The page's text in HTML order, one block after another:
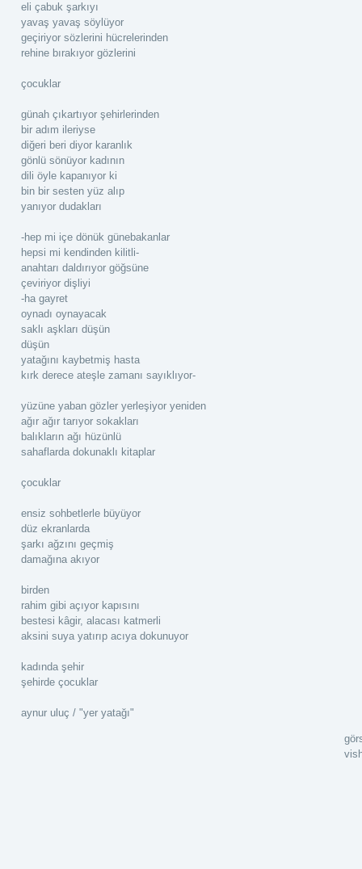
eli çabuk şarkıyı
yavaş yavaş söylüyor
geçiriyor sözlerini hücrelerinden
rehine bırakıyor gözlerini
çocuklar
günah çıkartıyor şehirlerinden
bir adım ileriyse
diğeri beri diyor karanlık
gönlü sönüyor kadının
dili öyle kapanıyor ki
bin bir sesten yüz alıp
yanıyor dudakları
-hep mi içe dönük günebakanlar
hepsi mi kendinden kilitli-
anahtarı daldırıyor göğsüne
çeviriyor dişliyi
-ha gayret
oynadı oynayacak
saklı aşkları düşün
düşün
yatağını kaybetmiş hasta
kırk derece ateşle zamanı sayıklıyor-
yüzüne yaban gözler yerleşiyor yeniden
ağır ağır tarıyor sokakları
balıkların ağı hüzünlü
sahaflarda dokunaklı kitaplar
çocuklar
ensiz sohbetlerle büyüyor
düz ekranlarda
şarkı ağzını geçmiş
damağına akıyor
birden
rahim gibi açıyor kapısını
bestesi kâgir, alacası katmerli
aksini suya yatırıp acıya dokunuyor
kadında şehir
şehirde çocuklar
aynur uluç / "yer yatağı"